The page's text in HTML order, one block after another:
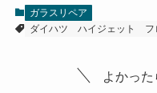
ガラスリペア
ダイハツ
ハイジェット フ
よかっ